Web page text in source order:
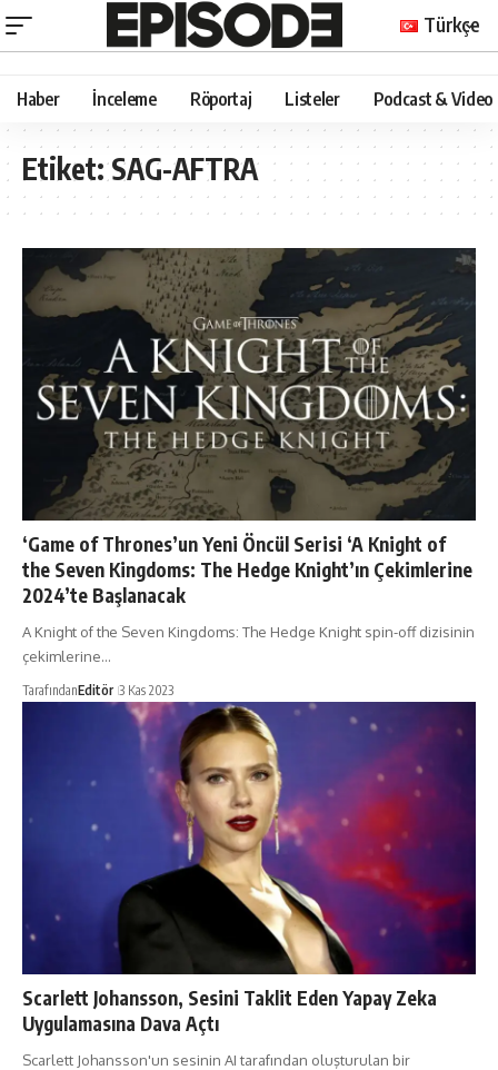
Türkçe
Haber İnceleme Röportaj Listeler Podcast & Video
Etiket:SAG-AFTRA
‘Game of Thrones’un Yeni Öncül Serisi ‘A Knight of
the Seven Kingdoms: The Hedge Knight’ın Çekimlerine
2024’te Başlanacak
A Knight of the Seven Kingdoms: The Hedge Knight spin-off dizisinin
çekimlerine…
TarafındanEditör 3 Kas 2023
Scarlett Johansson, Sesini Taklit Eden Yapay Zeka
Uygulamasına Dava Açtı
Scarlett Johansson'un sesinin AI tarafından oluşturulan bir